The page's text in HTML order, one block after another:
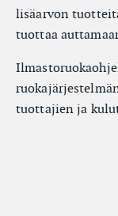
lisäarvon
tuottaa
tuottajien ja